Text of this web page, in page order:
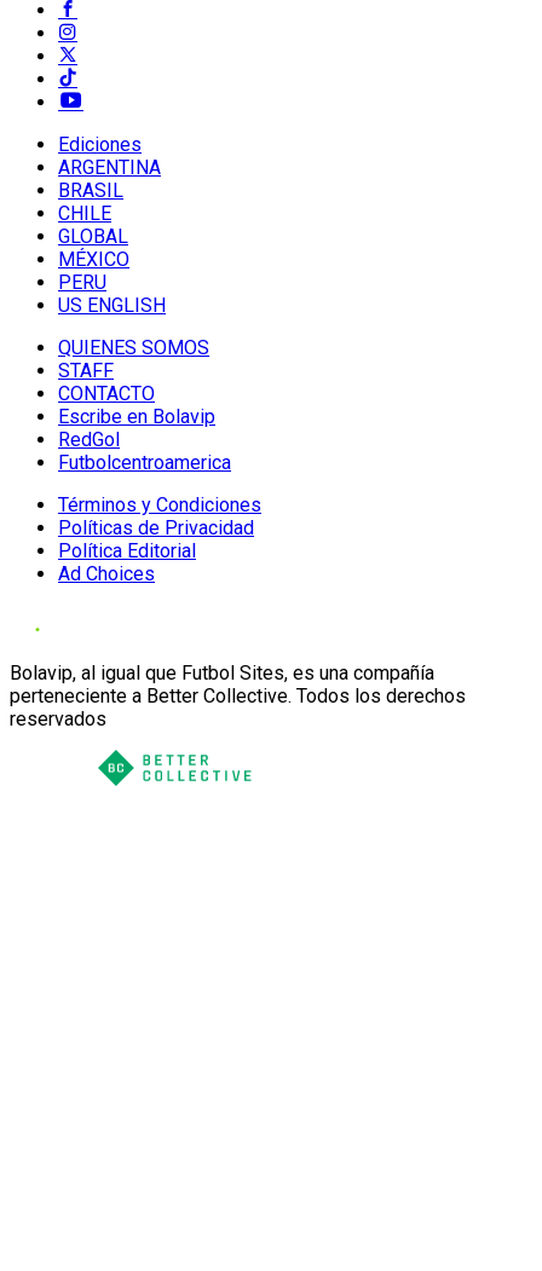
Ediciones
ARGENTINA
BRASIL
CHILE
GLOBAL
MÉXICO
PERU
US ENGLISH
QUIENES SOMOS
STAFF
CONTACTO
Escribe en Bolavip
RedGol
Futbolcentroamerica
Términos y Condiciones
Políticas de Privacidad
Política Editorial
Ad Choices
Bolavip, al igual que Futbol Sites, es una compañía
perteneciente a Better Collective. Todos los derechos
reservados